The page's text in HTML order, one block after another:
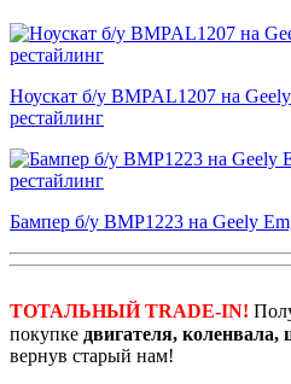
Ноускат б/у BMPAL1207 на
рестайлинг
Бампер б/у BMP1223 на Geely
ТОТАЛЬНЫЙ TRADE-IN!
покупке двигателя,
вернув старый нам!